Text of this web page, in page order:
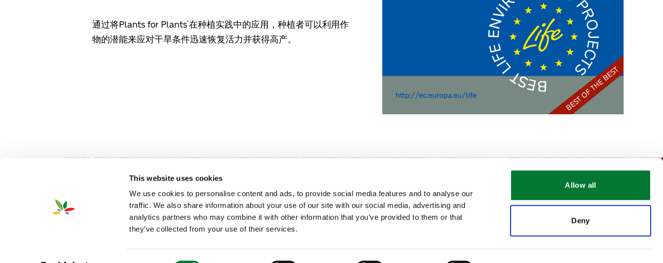
This website uses cookies
We use cookies to personalise content and ads, to provide social media features and to analyse our
traffic. We also share information about your use of our site with our social media, advertising and
analytics partners who may combine it with other information that you’ve provided to them or that
they’ve collected from your use of their services.
Allow all
Deny
通过将Plants for Plants®在种植实践中的应用，种植者可以利用作
物的潜能来应对干旱条件迅速恢复活力并获得高产。
2026 Van Iperen International 通用条款 Van Iperen B.V.